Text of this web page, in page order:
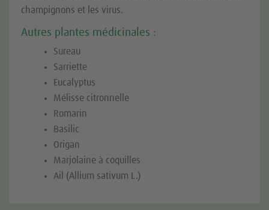
champignons et les virus.
Autres plantes médicinales :
Sureau
Sarriette
Eucalyptus
Mélisse citronnelle
Romarin
Basilic
Origan
Marjolaine à coquilles
Ail (Allium sativum L.)